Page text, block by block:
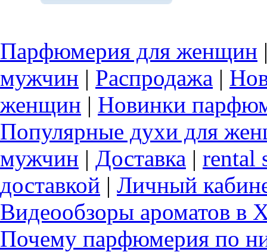
Парфюмерия для женщин
мужчин | Распродажа |
женщин | Новинки
Популярные духи для
мужчин | Доставка | rental
доставкой | Личный
Видеообзоры ароматов в
Почему парфюмерия по